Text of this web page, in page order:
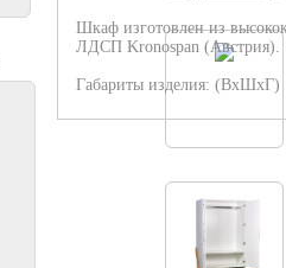
Шкаф изготовлен из
ЛДСП Kronospan (Австрия).
Габариты изделия: (ВхШхГ)